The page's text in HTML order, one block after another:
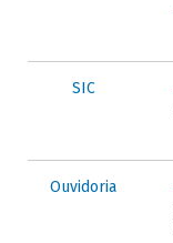
SIC
Ouvidoria